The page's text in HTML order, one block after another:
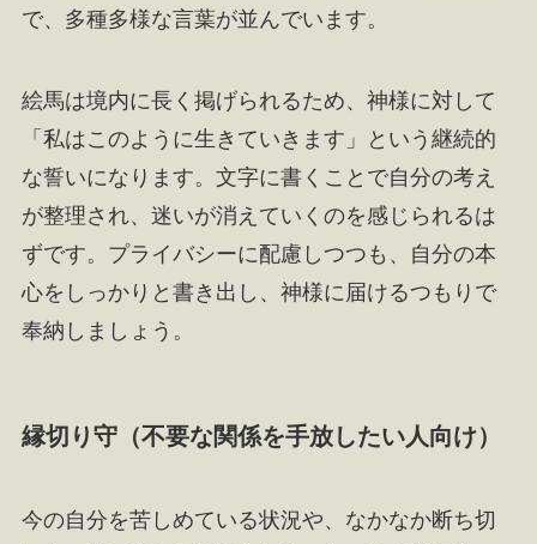
で、多種多様な言葉が並んでいます。
絵馬は境内に長く掲げられるため、神様に対して
「私はこのように生きていきます」という継続的
な誓いになります。文字に書くことで自分の考え
が整理され、迷いが消えていくのを感じられるは
ずです。プライバシーに配慮しつつも、自分の本
心をしっかりと書き出し、神様に届けるつもりで
奉納しましょう。
縁切り守（不要な関係を手放したい人向け）
今の自分を苦しめている状況や、なかなか断ち切